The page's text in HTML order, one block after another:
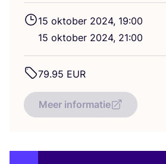
15 okto­ber 2024, 19:00
15 okto­ber 2024, 21:00
79.95 EUR
Meer informatie